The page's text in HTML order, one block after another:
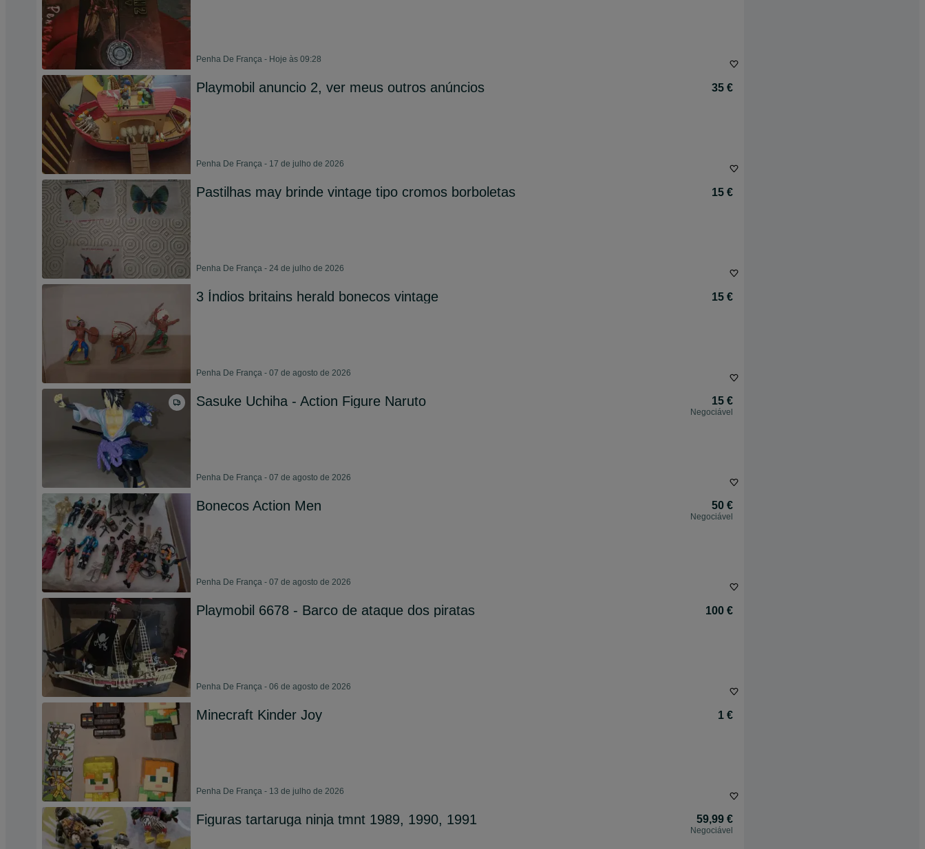
Penha De França - Hoje às 09:28
Playmobil anuncio 2, ver meus outros anúncios 35 €
Penha De França - 17 de julho de 2026
Pastilhas may brinde vintage tipo cromos borboletas 15 €
Penha De França - 24 de julho de 2026
3 Índios britains herald bonecos vintage 15 €
Penha De França - 07 de agosto de 2026
Sasuke Uchiha - Action Figure Naruto 15 €
Negociável
Penha De França - 07 de agosto de 2026
Bonecos Action Men 50 €
Negociável
Penha De França - 07 de agosto de 2026
Playmobil 6678 - Barco de ataque dos piratas 100 €
Penha De França - 06 de agosto de 2026
Minecraft Kinder Joy 1 €
Penha De França - 13 de julho de 2026
Figuras tartaruga ninja tmnt 1989, 1990, 1991 59,99 €
Negociável